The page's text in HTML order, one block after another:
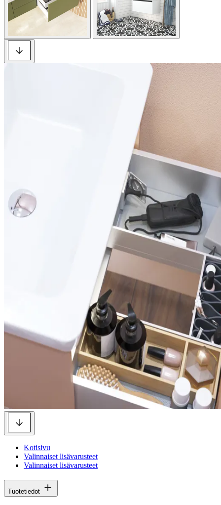
Kotisivu
Valinnaiset lisävarusteet
Valinnaiset lisävarusteet
Tuotetiedot